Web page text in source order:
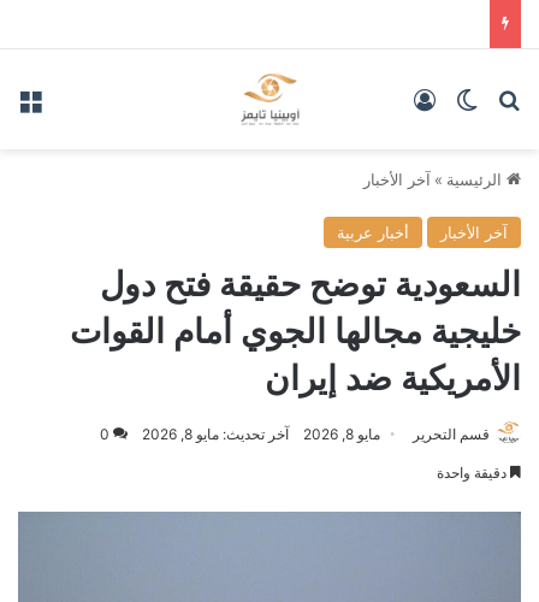
بحث عنالوضع المظلم
الرئيسية » آخر الأخبار
آخر الأخبار أخبار عربية
السعودية توضح حقيقة فتح دول
خليجية مجالها الجوي أمام القوات
الأمريكية ضد إيران
قسم التحرير مايو 8, 2026 آخر تحديث: مايو 8, 2026 0
دقيقة واحدة